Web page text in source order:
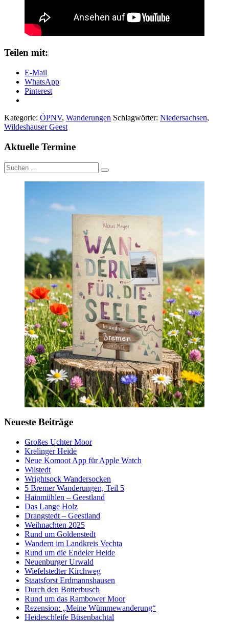
Teilen mit:
E-Mail
WhatsApp
Pinterest
Kategorie: ÖPNV, Wanderungen Schlagwörter: Niedersachsen,
Wildeshauser Geest
Aktuelle Termine
Suche
nach:
Neueste Beiträge
Großes Uchter Moor
Krelinger Heide
Neue Komoot App für Apple Watch
Wilstedt
Wrightsock Wandersocken
5 Bremer Wanderungen, Teil 5
Hainmühlen – Geestland
Das Lange Holz
Drangstedt – Geestland
Weihnachten 2025
Rund um Goldenstedt
Wandern im Landkreis Vechta
Rund um die Endeler Heide
Neuenburger Urwald
Wiefelstedter Kirchweg
Staatsforst Erdmannshausen
Durch den Botterbusch
Rund um das Rambower Moor
Rezension: „Meine Wümmewanderung“
Heideschleife Büsenbachtal